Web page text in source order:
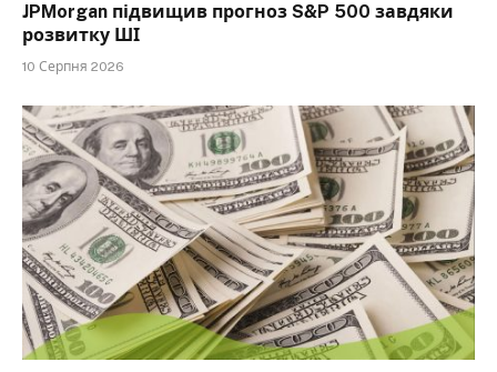
JPMorgan підвищив прогноз S&P 500 завдяки
розвитку ШІ
10 Серпня 2026